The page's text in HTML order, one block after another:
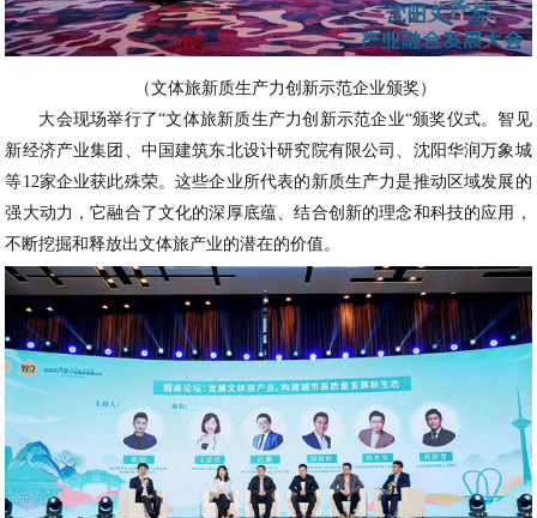
（文体旅新质生产力创新示范企业颁奖）
大会现场举行了“文体旅新质生产力创新示范企业“颁奖仪式。智见
新经济产业集团、中国建筑东北设计研究院有限公司、沈阳华润万象城
等12家企业获此殊荣。这些企业所代表的新质生产力是推动区域发展的
强大动力，它融合了文化的深厚底蕴、结合创新的理念和科技的应用，
不断挖掘和释放出文体旅产业的潜在的价值。